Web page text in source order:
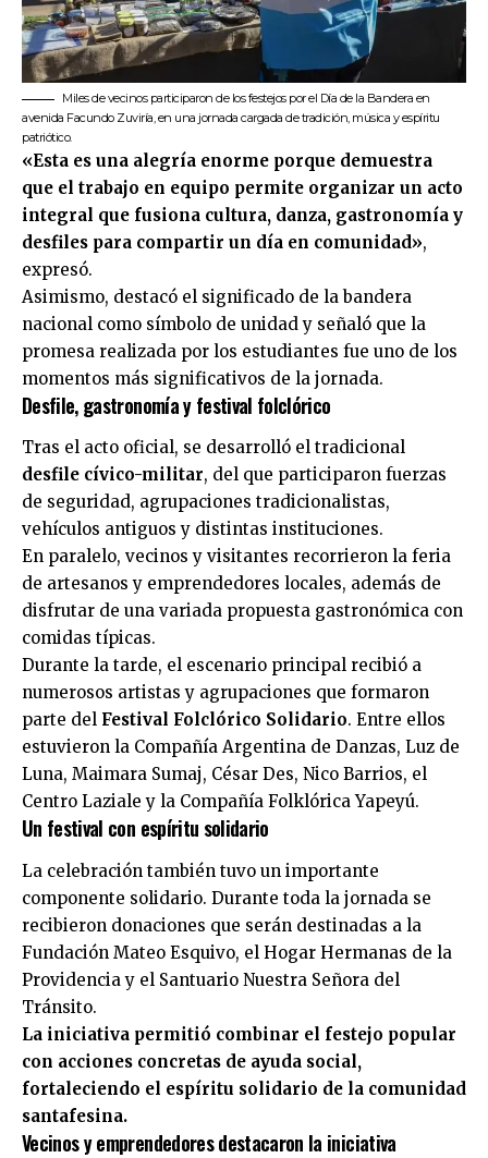
Miles de vecinos participaron de los festejos por el Día de la Bandera en
avenida Facundo Zuviría, en una jornada cargada de tradición, música y espíritu
patriótico.
«Esta es una alegría enorme porque demuestra
que el trabajo en equipo permite organizar un acto
integral que fusiona cultura, danza, gastronomía y
desfiles para compartir un día en comunidad»,
expresó.
Asimismo, destacó el significado de la bandera
nacional como símbolo de unidad y señaló que la
promesa realizada por los estudiantes fue uno de los
momentos más significativos de la jornada.
Desfile, gastronomía y festival folclórico
Tras el acto oficial, se desarrolló el tradicional
desfile cívico-militar, del que participaron fuerzas
de seguridad, agrupaciones tradicionalistas,
vehículos antiguos y distintas instituciones.
En paralelo, vecinos y visitantes recorrieron la feria
de artesanos y emprendedores locales, además de
disfrutar de una variada propuesta gastronómica con
comidas típicas.
Durante la tarde, el escenario principal recibió a
numerosos artistas y agrupaciones que formaron
parte del Festival Folclórico Solidario. Entre ellos
estuvieron la Compañía Argentina de Danzas, Luz de
Luna, Maimara Sumaj, César Des, Nico Barrios, el
Centro Laziale y la Compañía Folklórica Yapeyú.
Un festival con espíritu solidario
La celebración también tuvo un importante
componente solidario. Durante toda la jornada se
recibieron donaciones que serán destinadas a la
Fundación Mateo Esquivo, el Hogar Hermanas de la
Providencia y el Santuario Nuestra Señora del
Tránsito.
La iniciativa permitió combinar el festejo popular
con acciones concretas de ayuda social,
fortaleciendo el espíritu solidario de la comunidad
santafesina.
Vecinos y emprendedores destacaron la iniciativa